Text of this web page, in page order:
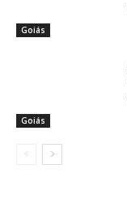
Goiás
Goiás